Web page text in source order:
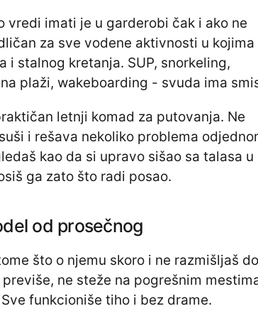
vredi imati je u garderobi čak i ako ne
za sve vodene aktivnosti u kojima
i stalnog kretanja. SUP, snorkeling,
plaži, wakeboarding - svuda ima
letnji komad za putovanja. Ne
i rešava nekoliko problema
kao da si upravo sišao sa talasa u
ga zato što radi posao.
od prosečnog
što o njemu skoro i ne razmišljaš
ne steže na pogrešnim
funkcioniše tiho i bez drame.